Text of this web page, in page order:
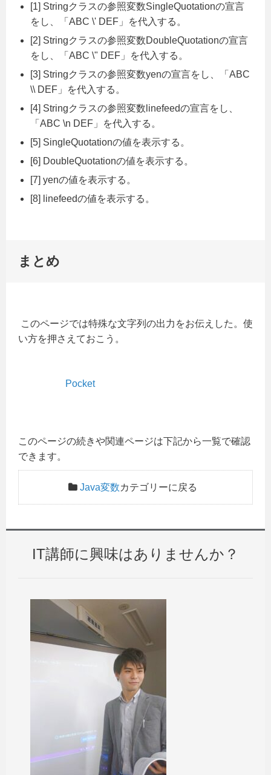
[1] Stringクラスの参照変数SingleQuotationの宣言
をし、「ABC \' DEF」を代入する。
[2] Stringクラスの参照変数DoubleQuotationの宣言
をし、「ABC \" DEF」を代入する。
[3] Stringクラスの参照変数yenの宣言をし、「ABC
\\ DEF」を代入する。
[4] Stringクラスの参照変数linefeedの宣言をし、
「ABC \n DEF」を代入する。
[5] SingleQuotationの値を表示する。
[6] DoubleQuotationの値を表示する。
[7] yenの値を表示する。
[8] linefeedの値を表示する。
まとめ
このページでは特殊な文字列の出力をお伝えした。使
い方を押さえておこう。
Pocket
このページの続きや関連ページは下記から一覧で確認
できます。
Java変数カテゴリーに戻る
IT講師に興味はありませんか？